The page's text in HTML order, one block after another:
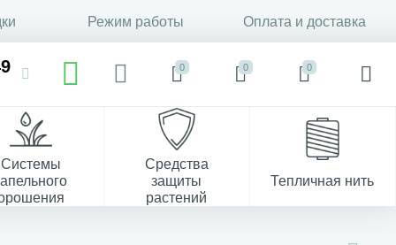
Режим работы Оплата и доставка
0 0 0
Системы
Средства
защиты
растений
Тепличная нить